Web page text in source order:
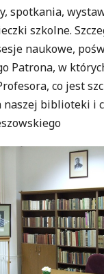
spotkania,
szkolne.
naukowe,
Patrona, w
co jest
biblioteki i